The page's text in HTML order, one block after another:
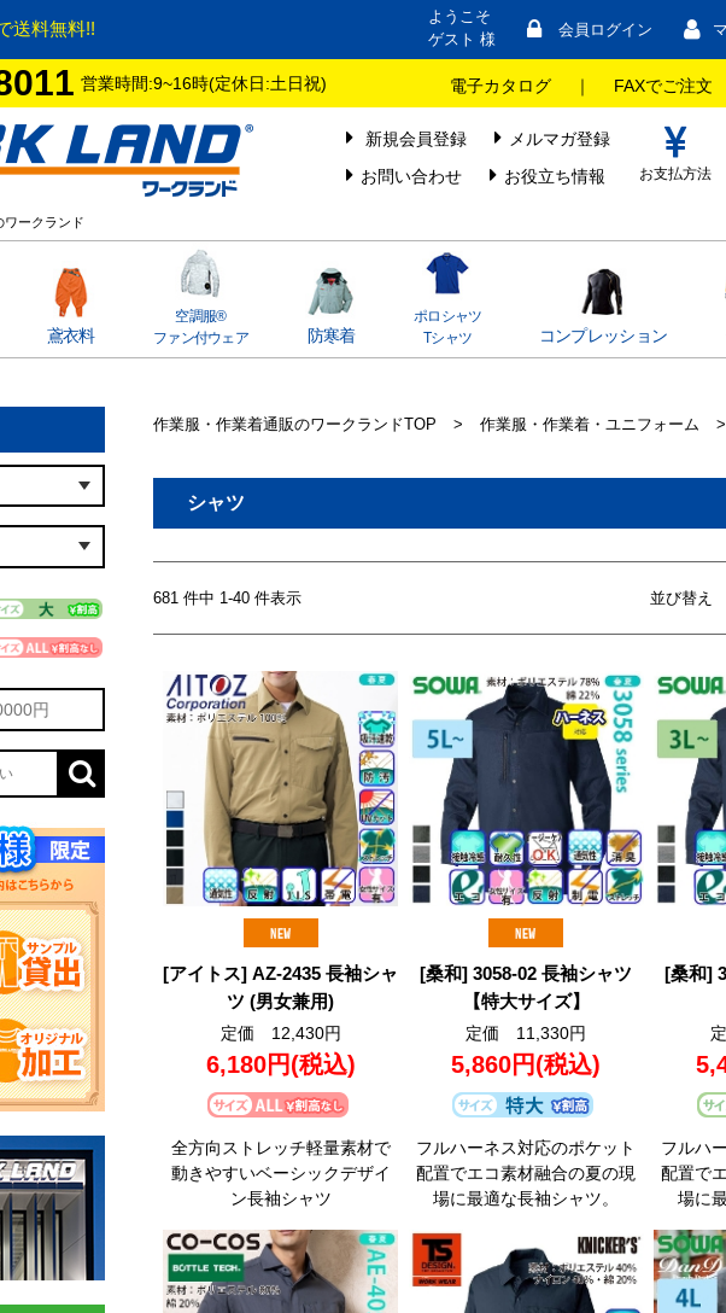
送料無料!!
ようこそ
ゲスト 様
会員ログイン
営業時間:9~16時(定休日:土日祝) 電子カタログ ｜ FAXでご注文
新規会員登録
メルマガ登録
お問い合わせ
お役立ち情報 お支払方法
ワークランド
鳶衣料
空調服®
ファン付ウェア
防寒着
ポロシャツ
Tシャツ
コンプレッション
作業服・作業着通販のワークランドTOP > 作業服・作業着・ユニフォーム >
シャツ
681 件中 1-40 件表示 並び替え
[アイトス] AZ-2435 長袖シャ
ツ (男女兼用)
定価 12,430円
6,180円(税込)
全方向ストレッチ軽量素材で
動きやすいベーシックデザイ
ン長袖シャツ
[桑和] 3058-02 長袖シャツ
【特大サイズ】
定価 11,330円
5,860円(税込)
フルハーネス対応のポケット
配置でエコ素材融合の夏の現
場に最適な長袖シャツ。
[桑和]
フルハ
配置で
場に